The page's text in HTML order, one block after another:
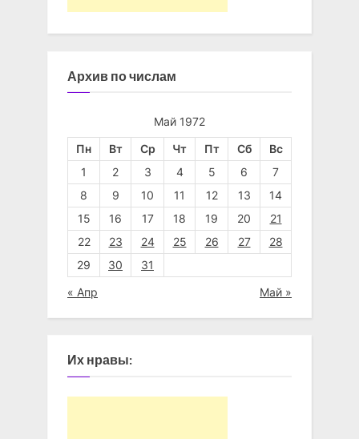
Архив по числам
Май 1972
Пн Вт Ср Чт Пт Сб
Вс
1
2 3 4 5 6
7
8
9 10 11 12 13
14
15
16 17 18 19 20
21
22
23 24 25 26 27
28
29
30 31
« Апр Май »
Их нравы: